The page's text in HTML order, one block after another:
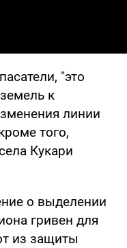
"это
к
линии
того,
Кукари
о выделении
гривен для
из защиты